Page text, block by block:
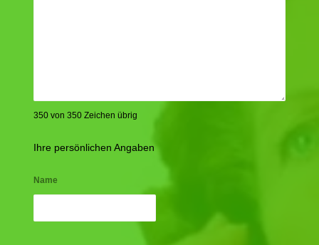
350 von 350 Zeichen übrig
Ihre persönlichen Angaben
Name